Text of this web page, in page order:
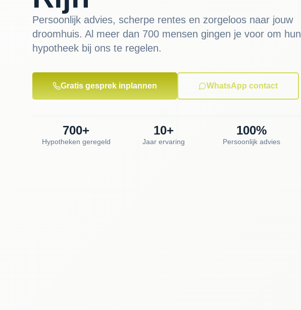
Persoonlijk advies, scherpe rentes en zorgeloos naar jouw
droomhuis. Al meer dan 700 mensen gingen je voor om hun
hypotheek bij ons te regelen.
Gratis gesprek inplannen WhatsApp contact
Hypotheken geregeld
700+
Jaar ervaring
10+
Persoonlijk advies
100%